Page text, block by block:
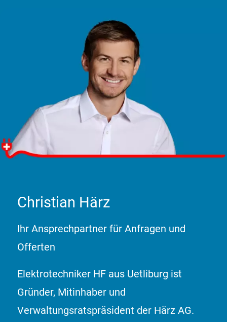
«Das bin ich. Machen Sie sich einen Eindruck von mir
und klicken Sie das Foto an»
Christian Härz
Ihr Ansprechpartner für Anfragen und
Offerten
Elektrotechniker HF aus Uetliburg ist
Gründer, Mitinhaber und
Verwaltungsratspräsident der Härz AG.